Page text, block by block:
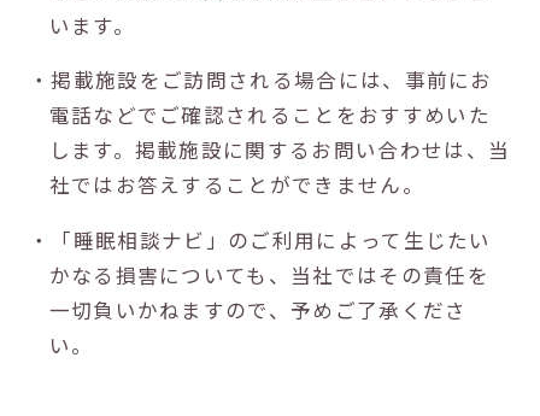
います。
・掲載施設をご訪問される場合には、事前にお
電話などでご確認されることをおすすめいた
します。掲載施設に関するお問い合わせは、当
社ではお答えすることができません。
・「睡眠相談ナビ」のご利用によって生じたい
かなる損害についても、当社ではその責任を
一切負いかねますので、予めご了承くださ
い。